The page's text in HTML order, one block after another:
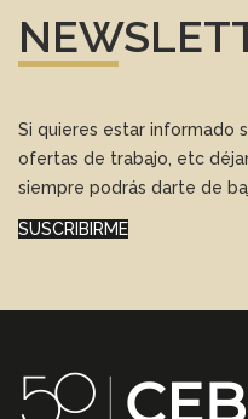
Si quieres estar informado
ofertas de trabajo, etc
siempre podrás darte de
SUSCRIBIRME